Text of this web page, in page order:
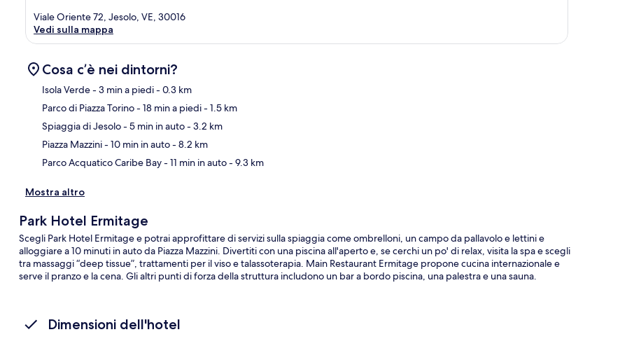
Viale Oriente 72, Jesolo, VE, 30016
Vedi sulla mappa
Cosa c’è nei dintorni?
Isola Verde- 3 min a piedi- 0.3 km
Parco di Piazza Torino- 18 min a piedi- 1.5 km
Spiaggia di Jesolo- 5 min in auto- 3.2 km
Piazza Mazzini- 10 min in auto- 8.2 km
Parco Acquatico Caribe Bay- 11 min in auto- 9.3 km
Mostra altro
Park Hotel Ermitage
Scegli Park Hotel Ermitage e potrai approfittare di servizi sulla spiaggia come ombrelloni, un campo da pallavolo e lettini e
alloggiare a 10 minuti in auto da Piazza Mazzini. Divertiti con una piscina all'aperto e, se cerchi un po' di relax, visita la spa e scegli
tra massaggi “deep tissue”, trattamenti per il viso e talassoterapia. Main Restaurant Ermitage propone cucina internazionale e
serve il pranzo e la cena. Gli altri punti di forza della struttura includono un bar a bordo piscina, una palestra e una sauna.
Dimensioni dell'hotel